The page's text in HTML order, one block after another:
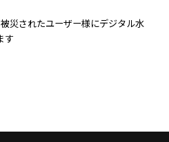
災されたユーザー様にデジタル水
す